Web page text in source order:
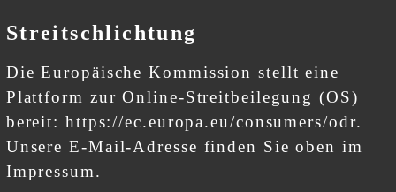
Streitschlichtung
Die Europäische Kommission stellt eine
Plattform zur Online-Streitbeilegung (OS)
bereit: https://ec.europa.eu/consumers/odr.
Unsere E-Mail-Adresse finden Sie oben im
Impressum.